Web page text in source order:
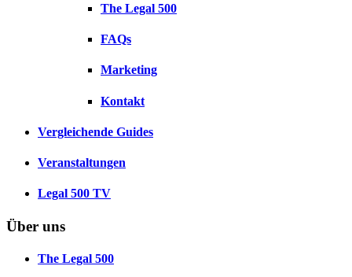
The Legal 500
FAQs
Marketing
Kontakt
Vergleichende Guides
Veranstaltungen
Legal 500 TV
Über uns
The Legal 500